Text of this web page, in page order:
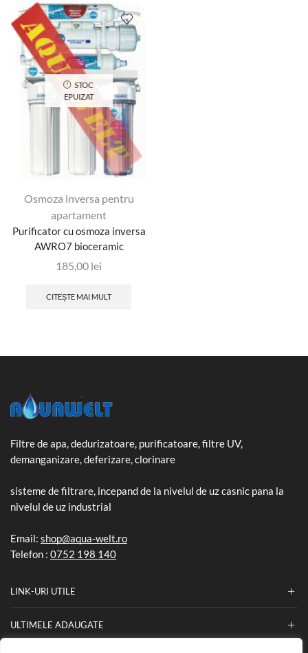
STOC
EPUIZAT
Osmoza inversa pentru
apartament
Purificator cu osmoza inversa
AWRO7 bioceramic
185,00 lei
CITEȘTE MAI MULT
Filtre de apa, dedurizatoare, purificatoare, filtre UV,
demanganizare, deferizare, clorinare
sisteme de filtrare, incepand de la nivelul de uz casnic pana la
nivelul de uz industrial
Email: shop@aqua-welt.ro
Telefon : 0752 198 140
LINK-URI UTILE
ULTIMELE ADAUGATE